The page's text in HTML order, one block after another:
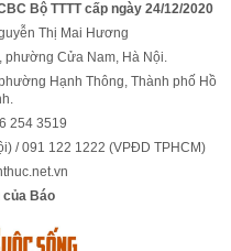
Bộ TTTT cấp ngày 24/12/2020
Thị Mai Hương
phường Cửa Nam, Hà Nội.
Hạnh Thông, Thành phố Hồ
254 3519
/ 091 122 1222 (VPĐD TPHCM)
Báo